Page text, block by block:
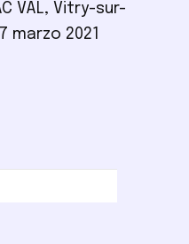
VAL, Vitry-sur-
marzo 2021